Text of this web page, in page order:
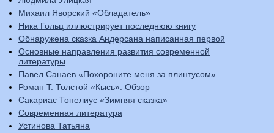
Михаил Яворский «Обладатель»
Ника Гольц иллюстрирует последнюю книгу
Обнаружена сказка Андерсана написанная первой
Основные направления развития современной
литературы
Павел Санаев «Похороните меня за плинтусом»
Роман Т. Толстой «Кысь». Обзор
Сакариас Топелиус «Зимняя сказка»
Современная литература
Устинова Татьяна